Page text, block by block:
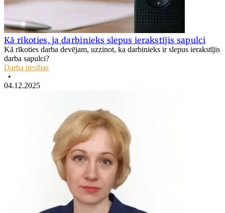
Kā rīkoties, ja darbinieks slepus ierakstījis sapulci
Kā rīkoties darba devējam, uzzinot, ka darbinieks ir slepus ierakstījis
darba sapulci?
Darba tiesības
•
04.12.2025